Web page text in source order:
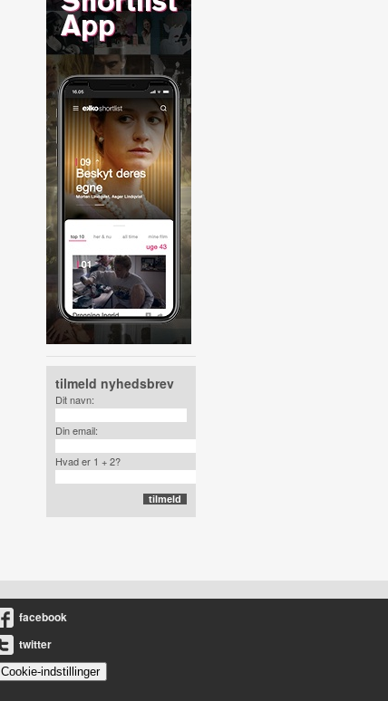
tilmeld nyhedsbrev
Dit navn:
Din email:
Hvad er 1 + 2?
facebook
twitter
Cookie-indstillinger